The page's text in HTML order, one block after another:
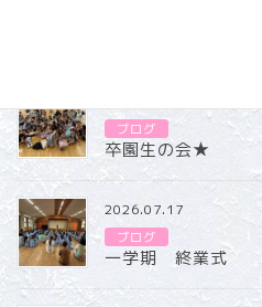
ブログ
卒園生の会★
2026.07.17
ブログ
一学期 終業式